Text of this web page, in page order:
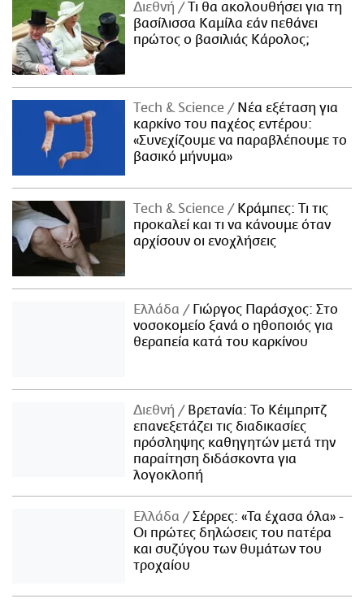
Διεθνή
Τι θα ακολουθήσει για τη
βασίλισσα Καμίλα εάν πεθάνει
πρώτος ο βασιλιάς Κάρολος;
Τech & Science
Νέα εξέταση για
καρκίνο του παχέος εντέρου:
«Συνεχίζουμε να παραβλέπουμε το
βασικό μήνυμα»
Τech & Science
Κράμπες: Τι τις
προκαλεί και τι να κάνουμε όταν
αρχίσουν οι ενοχλήσεις
Ελλάδα
Γιώργος Παράσχος: Στο
νοσοκομείο ξανά ο ηθοποιός για
θεραπεία κατά του καρκίνου
Διεθνή
Βρετανία: Το Κέιμπριτζ
επανεξετάζει τις διαδικασίες
πρόσληψης καθηγητών μετά την
παραίτηση διδάσκοντα για
λογοκλοπή
Ελλάδα
Σέρρες: «Τα έχασα όλα» -
Οι πρώτες δηλώσεις του πατέρα
και συζύγου των θυμάτων του
τροχαίου